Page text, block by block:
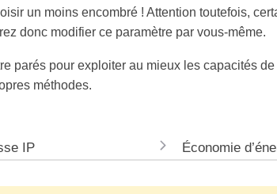
un moins encombré ! Attention toutefois,
donc modifier ce paramètre par vous-même.
parés pour exploiter au mieux les capacités
méthodes.
IP Économie